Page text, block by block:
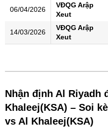
06/04/2026
VĐQG Arập
Xeut
14/03/2026
VĐQG Arập
Xeut
Nhận định Al Riyadh
Khaleej(KSA) – Soi
vs Al Khaleej(KSA)